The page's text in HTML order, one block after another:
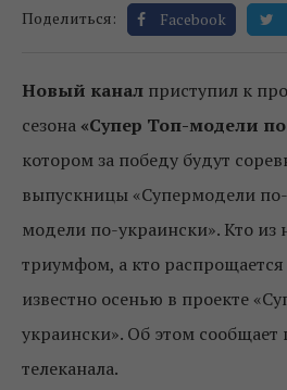
Поделиться: Facebook
Новый канал приступил к
сезона «Супер Топ-модели
котором за победу будут
выпускницы «Супермодели
модели по-украински». Кто из
триумфом, а кто распрощается
известно осенью в проекте
украински». Об этом сообщает
телеканала.